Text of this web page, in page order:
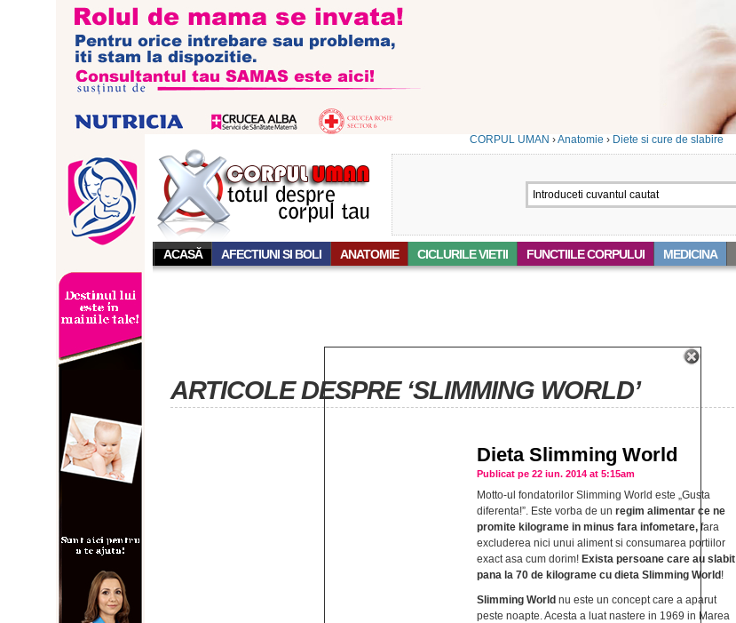
CORPUL UMAN ›Anatomie › Diete si cure de slabire
ACASĂ AFECTIUNI SI BOLI ANATOMIE CICLURILE VIETII FUNCTIILE CORPULUI MEDICINA
ARTICOLE DESPRE ‘SLIMMING WORLD’
Dieta Slimming World
Publicat pe 22 iun. 2014 at 5:15am
Motto-ul fondatorilor Slimming World este „Gusta
diferenta!”. Este vorba de un regim alimentar ce ne
promite kilograme in minus fara infometare, fara
excluderea nici unui aliment si consumarea portiilor
exact asa cum dorim! Exista persoane care au slabit
pana la 70 de kilograme cu dieta Slimming World !
Slimming World nu este un concept care a aparut
peste noapte. Acesta a luat nastere in 1969 in Marea